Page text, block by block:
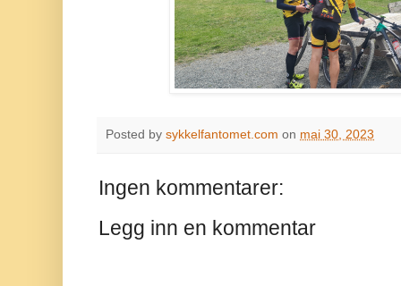
Posted by sykkelfantomet.com on mai 30, 2023
Ingen kommentarer:
Legg inn en kommentar